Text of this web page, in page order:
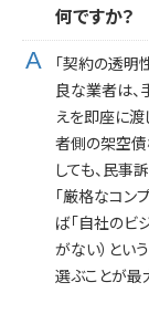
何ですか？
「契約の透明
良な業者は
えを即座に渡
者側の架空
しても、民
「厳格なコン
ば「自社のビ
がない）とい
選ぶことが最